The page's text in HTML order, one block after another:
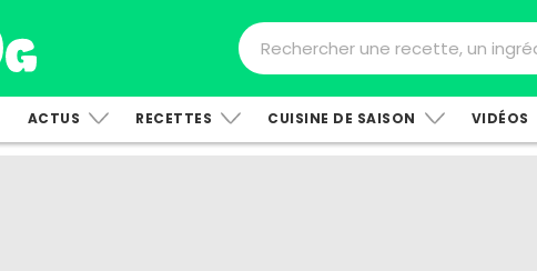
ACTUS RECETTES CUISINE DE SAISON VIDÉOS